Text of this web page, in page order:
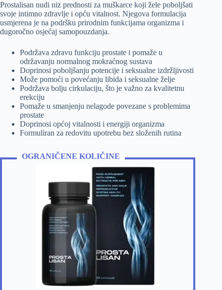
Prostalisan nudi niz prednosti za muškarce koji žele poboljšati
svoje intimno zdravlje i opću vitalnost. Njegova formulacija
usmjerena je na podršku prirodnim funkcijama organizma i
dugoročno osjećaj samopouzdanja.
Podržava zdravu funkciju prostate i pomaže u
održavanju normalnog mokraćnog sustava
Doprinosi poboljšanju potencije i seksualne izdržljivosti
Može pomoći u povećanju libida i seksualne želje
Podržava bolju cirkulaciju, što je važno za kvalitetnu
erekciju
Pomaže u smanjenju nelagode povezane s problemima
prostate
Doprinosi općoj vitalnosti i energiji organizma
Formuliran za redovitu upotrebu bez složenih rutina
OGRANIČENE KOLIČINE